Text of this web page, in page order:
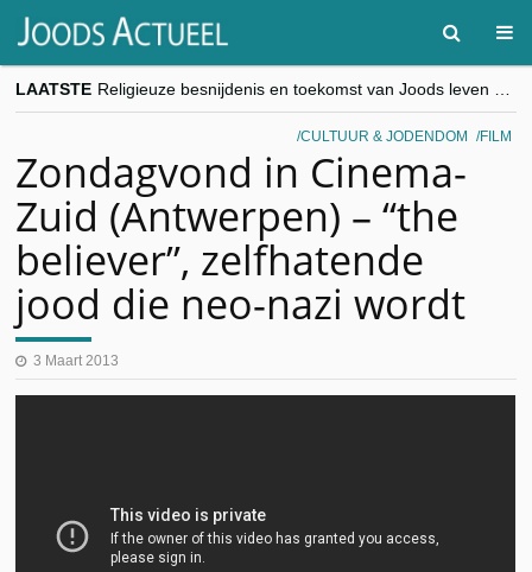
LAATSTE
“Besnijdenisdebat toont hoe moeilijk seculiere Westen minderheden begrijpt”, Jinnih Beels (Vooruit)
CITYTRIP | ROEMENIË – Boekarest: de verrassing van Oost-Europa
CULTUUR & JODENDOM FILM
Zondagvond in Cinema-
Zuid (Antwerpen) – “the
believer”, zelfhatende
jood die neo-nazi wordt
3 Maart 2013